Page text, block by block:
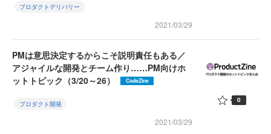
プロダクトデリバリー
2021/03/29
PMは意思決定するからこそ説明責任もある／
アジャイルな開発とチーム作り……PM向けホ
ットトピック（3/20～26）
CodeZine
プロダクト開発
2021/03/29
0